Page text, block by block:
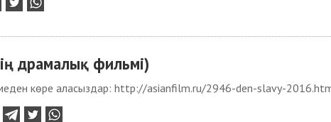
драмалық фильмі)
көре аласыздар: http://asianfilm.ru/2946-den-slavy-